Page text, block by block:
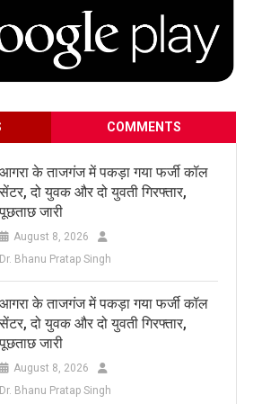
COMMENTS
आगरा के ताजगंज में पकड़ा गया फर्जी कॉल
दो युवक और दो युवती गिरफ्तार,
जारी
August 8, 2026
Dr. Bhanu Pratap Singh
आगरा के ताजगंज में पकड़ा गया फर्जी कॉल
दो युवक और दो युवती गिरफ्तार,
जारी
August 8, 2026
Dr. Bhanu Pratap Singh